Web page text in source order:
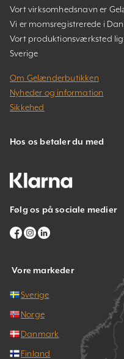
Vort virksomhedsnavn er
Vi er momsregistrerede i
Vort produktionsværksted
Sverige
Om Gelænderbutikken
Nyheder og information
Sikkehed
Hos os betaler du med
Følg os på sociale medier
Vore markeder
Sverige
Norge
Danmark
Finland